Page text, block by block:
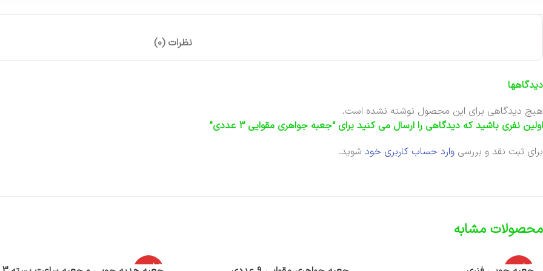
نظرات (0)
دیدگاهها
هیچ دیدگاهی برای این محصول نوشته نشده است.
اولین نفری باشید که دیدگاهی را ارسال می کنید برای “جعبه جواهری مقوایی 3 عددی”
برای ثبت نقد و بررسی وارد حساب کاربری خود شوید.
محصولات مشابه
اتمام موج اتمام موج